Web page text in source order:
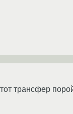
трансфер